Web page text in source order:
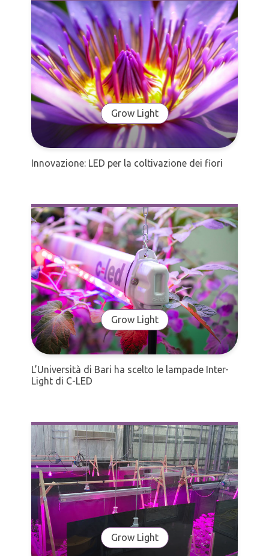
Grow Light
Innovazione: LED per la coltivazione dei fiori
Grow Light
L’Università di Bari ha scelto le lampade Inter-
Light di C-LED
Grow Light